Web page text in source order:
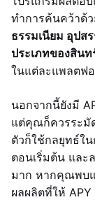
ทำการค้นคว้าด้
ธรรมเนียม อุปส
ประเภทของสิน
ในแต่ละแพลตฟ
นอกจากนี้ยังมี
แต่คุณก็ควรระมั
ตัวก็ใช้กลยุทธ์ใ
ตอนเริ่มต้น และ
มาก หากคุณพบ
ผลผลิตที่ให้